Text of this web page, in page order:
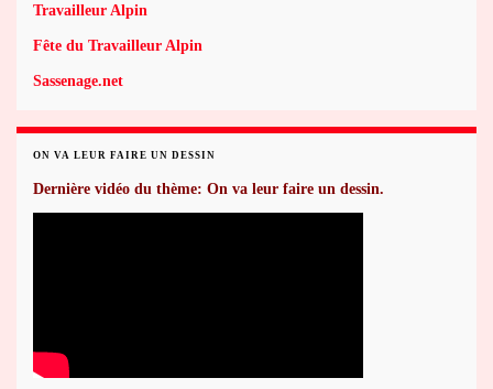
Travailleur Alpin
Fête du Travailleur Alpin
Sassenage.net
ON VA LEUR FAIRE UN DESSIN
Dernière vidéo du thème: On va leur faire un dessin.